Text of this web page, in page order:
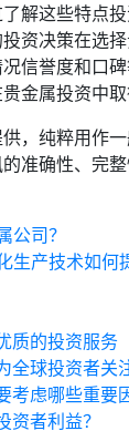
解这些特点
资决策在选
信誉度和口
金属投资中取
，纯粹用作一
准确性、完
公司？
生产技术如何
质的投资服务
全球投资者关
考虑哪些重要
资者利益？